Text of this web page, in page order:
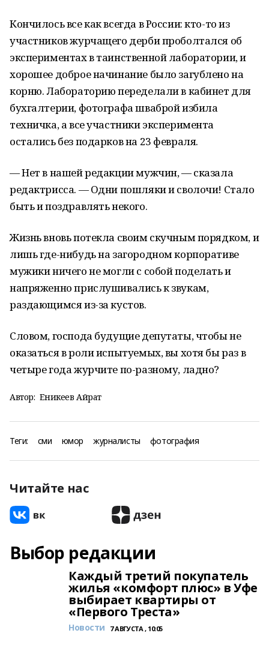
Кончилось все как всегда в России: кто-то из
участников журчащего дерби проболтался об
экспериментах в таинственной лаборатории, и
хорошее доброе начинание было загублено на
корню. Лабораторию переделали в кабинет для
бухгалтерии, фотографа шваброй избила
техничка, а все участники эксперимента
остались без подарков на 23 февраля.
— Нет в нашей редакции мужчин, — сказала
редактрисса. — Одни пошляки и сволочи! Стало
быть и поздравлять некого.
Жизнь вновь потекла своим скучным порядком, и
лишь где-нибудь на загородном корпоративе
мужики ничего не могли с собой поделать и
напряженно прислушивались к звукам,
раздающимся из-за кустов.
Словом, господа будущие депутаты, чтобы не
оказаться в роли испытуемых, вы хотя бы раз в
четыре года журчите по-разному, ладно?
Автор: Еникеев Айрат
Теги: сми юмор журналисты фотография
Читайте нас
Выбор редакции
Каждый третий покупатель
жилья «комфорт плюс» в Уфе
выбирает квартиры от
«Первого Треста»
Новости 7 АВГУСТА , 10:05